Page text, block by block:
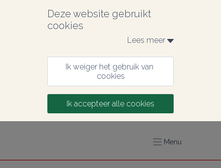
Deze website gebruikt
cookies
Lees meer
Ik weiger het gebruik van
cookies
Ik accepteer alle cookies
Menu